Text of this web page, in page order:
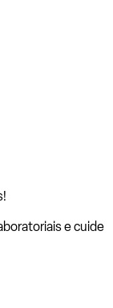
e cuide